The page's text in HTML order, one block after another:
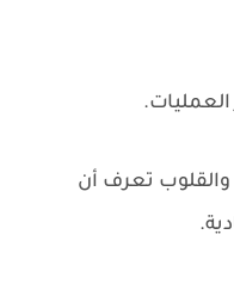
العمليات.
والقلوب تعرف أن